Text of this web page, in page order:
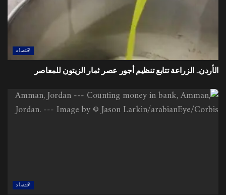
اقتصاد
الأردن.. الزراعة تتابع تنظيم أجور عصر ثمار الزيتون للمعاصر
اقتصاد